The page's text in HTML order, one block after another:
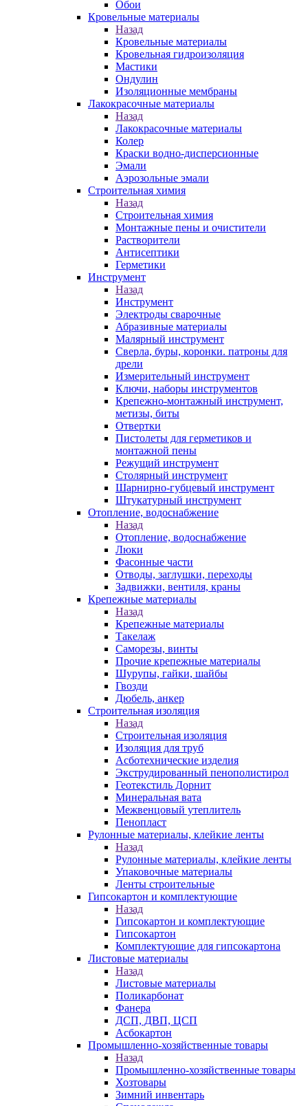
Обои
Кровельные материалы
Назад
Кровельные материалы
Кровельная гидроизоляция
Мастики
Ондулин
Изоляционные мембраны
Лакокрасочные материалы
Назад
Лакокрасочные материалы
Колер
Краски водно-дисперсионные
Эмали
Аэрозольные эмали
Строительная химия
Назад
Строительная химия
Монтажные пены и очистители
Растворители
Антисептики
Герметики
Инструмент
Назад
Инструмент
Электроды сварочные
Абразивные материалы
Малярный инструмент
Сверла, буры, коронки. патроны для
дрели
Измерительный инструмент
Ключи, наборы инструментов
Крепежно-монтажный инструмент,
метизы, биты
Отвертки
Пистолеты для герметиков и
монтажной пены
Режущий инструмент
Столярный инструмент
Шарнирно-губцевый инструмент
Штукатурный инструмент
Отопление, водоснабжение
Назад
Отопление, водоснабжение
Люки
Фасонные части
Отводы, заглушки, переходы
Задвижки, вентиля, краны
Крепежные материалы
Назад
Крепежные материалы
Такелаж
Саморезы, винты
Прочие крепежные материалы
Шурупы, гайки, шайбы
Гвозди
Дюбель, анкер
Строительная изоляция
Назад
Строительная изоляция
Изоляция для труб
Асботехнические изделия
Экструдированный пенополистирол
Геотекстиль Дорнит
Минеральная вата
Межвенцовый утеплитель
Пенопласт
Рулонные материалы, клейкие ленты
Назад
Рулонные материалы, клейкие ленты
Упаковочные материалы
Ленты строительные
Гипсокартон и комплектующие
Назад
Гипсокартон и комплектующие
Гипсокартон
Комплектующие для гипсокартона
Листовые материалы
Назад
Листовые материалы
Поликарбонат
Фанера
ДСП, ДВП, ЦСП
Асбокартон
Промышленно-хозяйственные товары
Назад
Промышленно-хозяйственные товары
Хозтовары
Зимний инвентарь